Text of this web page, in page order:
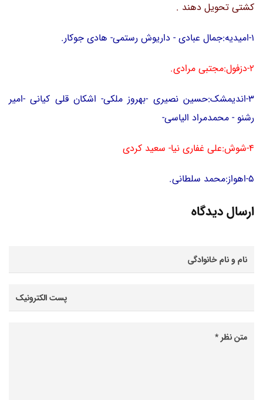
کشتی تحویل دهند .
1-امیدیه:جمال عبادی - داریوش رستمی- هادی جوکار.
2-دزفول:مجتبی مرادی.
3-اندیمشک:حسین نصیری -بهروز ملکی- اشکان قلی کیانی -امیر
رشنو - محمدمراد الیاسی-
4-شوش:علی غفاری نیا- سعید کردی
5-اهواز:محمد سلطانی.
ارسال دیدگاه